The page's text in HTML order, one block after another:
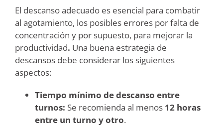
El descanso adecuado es esencial para combatir
al agotamiento, los posibles errores por falta de
concentración y por supuesto, para mejorar la
productividad. Una buena estrategia de
descansos debe considerar los siguientes
aspectos:
Tiempo mínimo de descanso entre
turnos: Se recomienda al menos 12 horas
entre un turno y otro.